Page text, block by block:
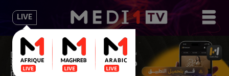
LIVE